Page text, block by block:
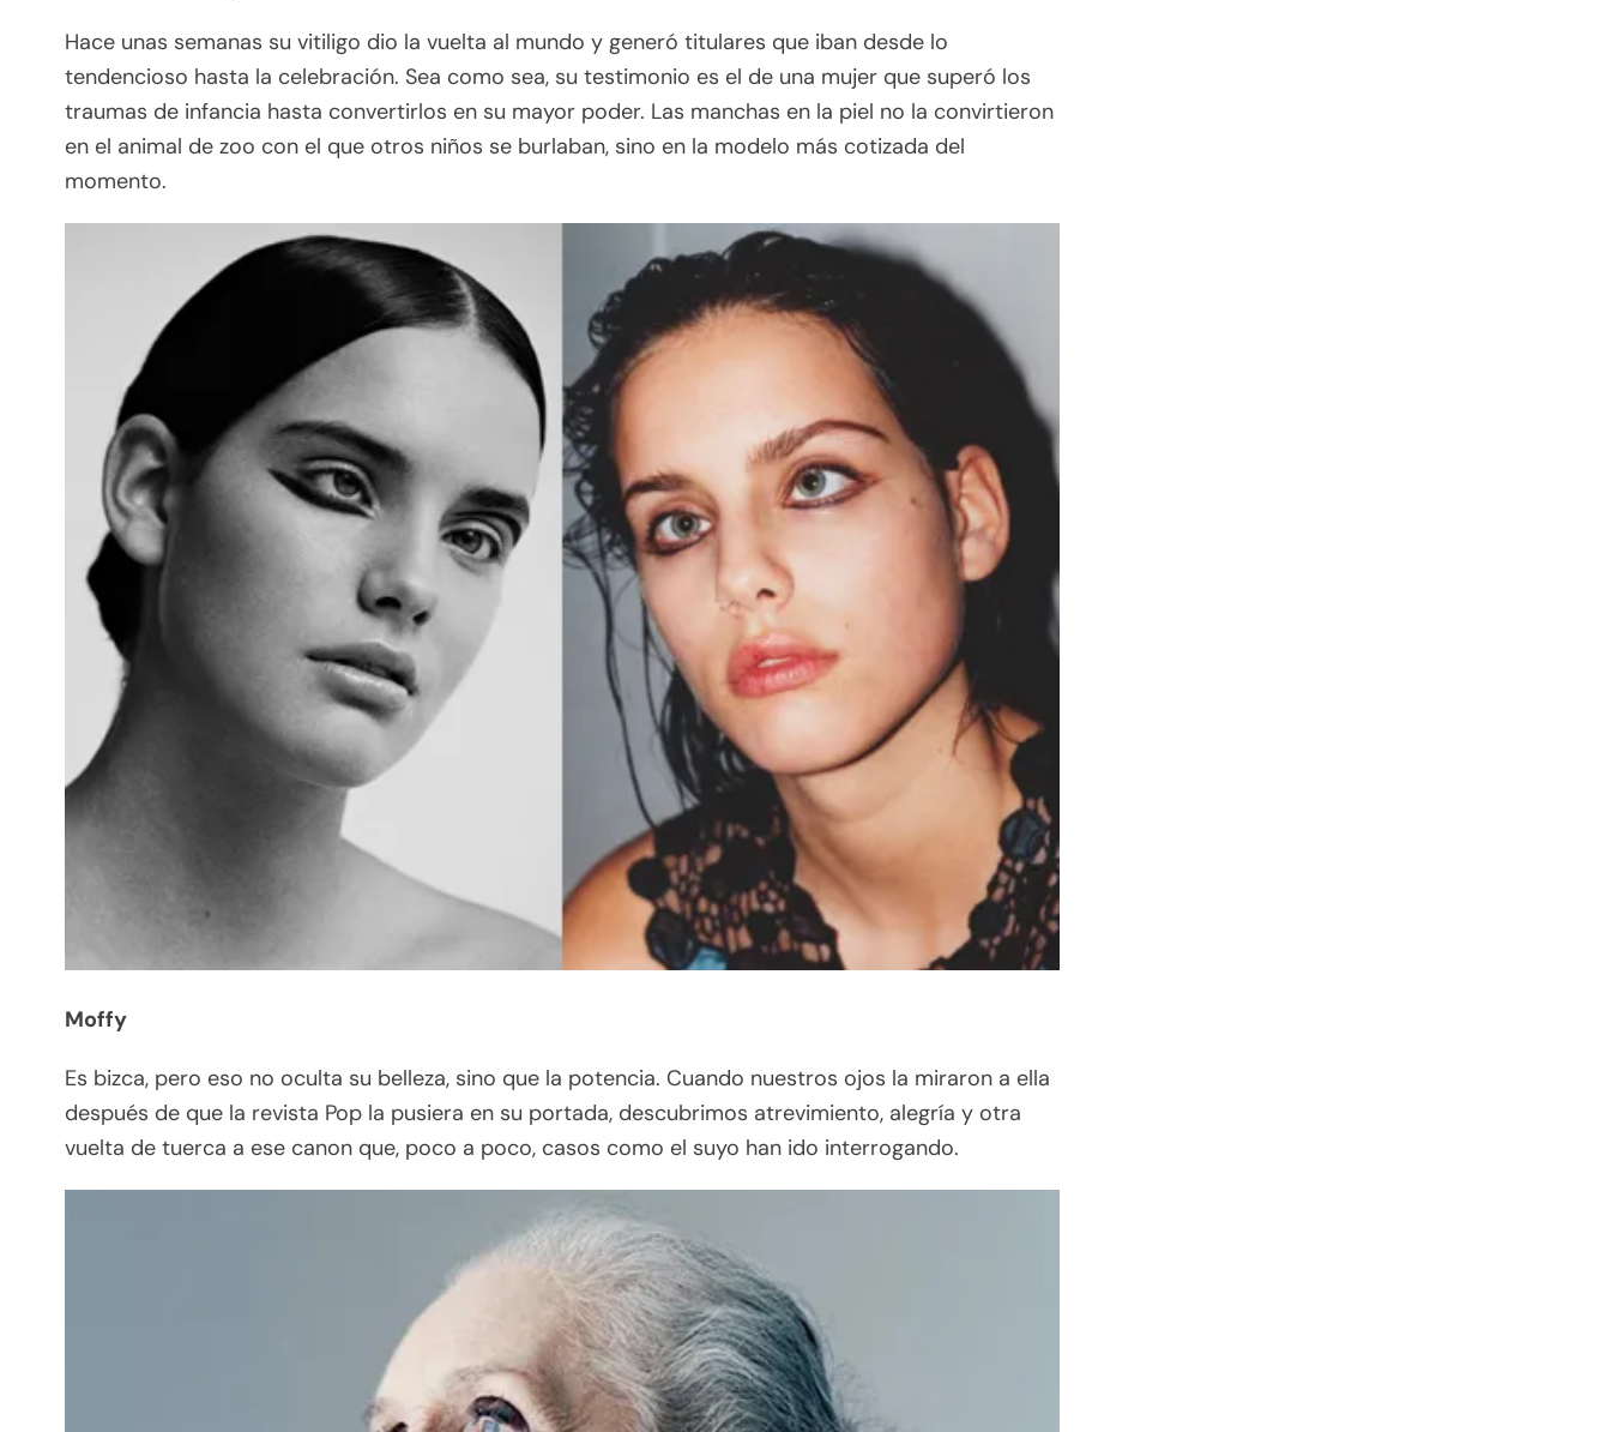
Hace unas semanas su vitiligo dio la vuelta al mundo y generó titulares que iban desde lo
tendencioso hasta la celebración. Sea como sea, su testimonio es el de una mujer que superó los
traumas de infancia hasta convertirlos en su mayor poder. Las manchas en la piel no la convirtieron
en el animal de zoo con el que otros niños se burlaban, sino en la modelo más cotizada del
momento.
Moffy
Es bizca, pero eso no oculta su belleza, sino que la potencia. Cuando nuestros ojos la miraron a ella
después de que la revista Pop la pusiera en su portada, descubrimos atrevimiento, alegría y otra
vuelta de tuerca a ese canon que, poco a poco, casos como el suyo han ido interrogando.